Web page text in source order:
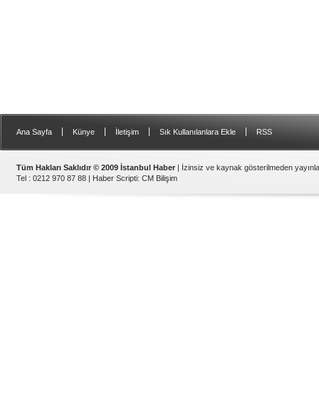
Ana Sayfa Künye İletişim Sık Kullanılanlara Ekle RSS
Tüm Hakları Saklıdır © 2009 İstanbul Haber | İzinsiz ve kaynak gösterilmeden
Tel : 0212 970 87 88 | Haber Scripti: CM Bilişim